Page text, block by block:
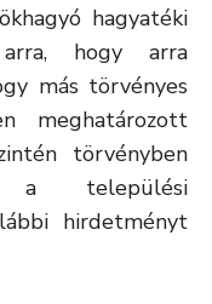
hagyatéki
hogy arra
más törvényes
meghatározott
törvényben
a települési
hirdetményt